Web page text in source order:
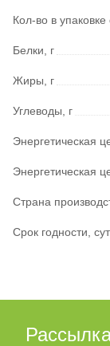
Кол-во в
Белки, г
Жиры, г
Углеводы, г
Энергетическая
Энергетическая
Страна
Срок годности,